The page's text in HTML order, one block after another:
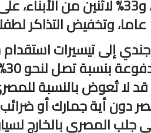
إلى تيسيرات
لا تُعوض بالنسبة
دون أية جمارك أو
المصري بالخارج